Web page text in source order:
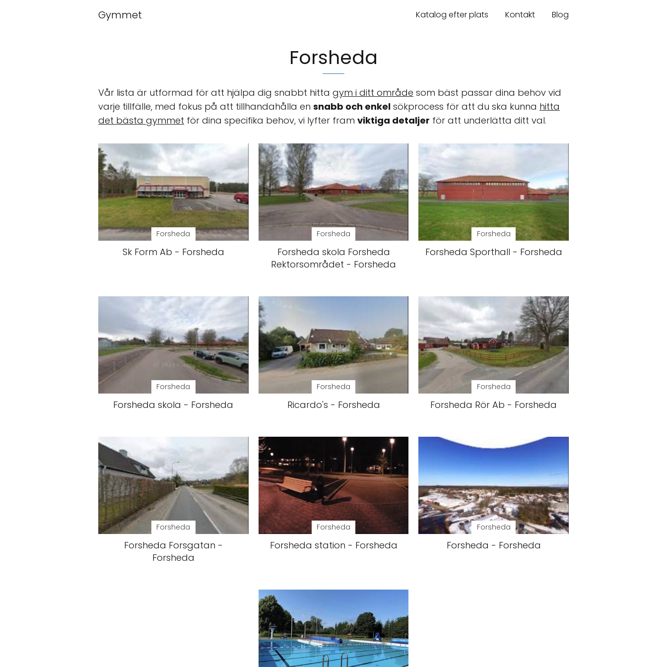
Gymmet Katalog efter plats Kontakt Blog
Forsheda
Vår lista är utformad för att hjälpa dig snabbt hitta gym i ditt område som bäst passar dina behov vid
varje tillfälle, med fokus på att tillhandahålla en snabb och enkel sökprocess för att du ska kunna hitta
det bästa gymmet för dina specifika behov, vi lyfter fram viktiga detaljer för att underlätta ditt val.
Forsheda
Sk Form Ab - Forsheda
Forsheda
Forsheda skola Forsheda
Rektorsområdet - Forsheda
Forsheda
Forsheda Sporthall - Forsheda
Forsheda
Forsheda skola - Forsheda
Forsheda
Ricardo's - Forsheda
Forsheda
Forsheda Rör Ab - Forsheda
Forsheda
Forsheda Forsgatan -
Forsheda
Forsheda
Forsheda station - Forsheda
Forsheda
Forsheda - Forsheda